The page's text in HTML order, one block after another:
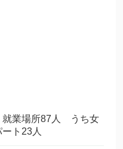
業場所87人 うち女
ト23人